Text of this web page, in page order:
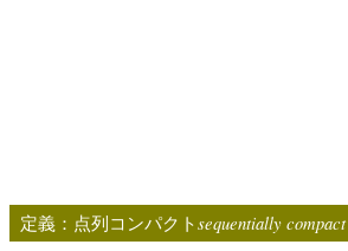
定義：点列コンパクトsequentially compact